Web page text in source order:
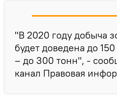
"В 2020 году добыча
будет доведена до
– до 300 тонн", -
канал Правовая